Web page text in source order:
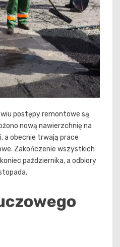
postępy remontowe są
nową nawierzchnię na
a obecnie trwają prace
Zakończenie wszystkich
października, a odbiory